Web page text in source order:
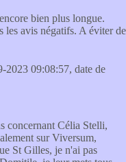
bien plus longue.
les avis négatifs. A éviter de
2023 09:08:57, date de
concernant Célia Stelli,
sur Viversum,
St Gilles, je n'ai pas